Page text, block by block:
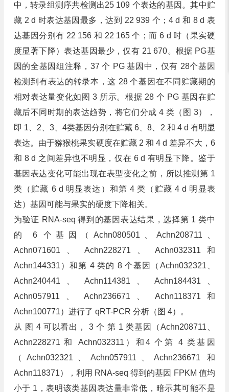
中，转录组测序共检测出25 109 个表达的基因。其中贮
藏 2 d 时表达基因最多，达到 22 939 个；4 d 和 8 d 表
达基因分别有 22 156 和 22 165 个；而 6 d 时（果实硬
度显著下降）表达基因最少，仅有 21 670。根据 PG基
因的全基因组注释，37 个 PG 基因中，仅有 28个基因
检测到有表达的转录本，这 28 个基因在不同贮藏期的
相对表达量变化如图 3 所示。根据 28 个 PG 基因在贮
藏后不同时期的表达趋势，将它们分成 4 类（图 3），
即 1、2、3、4类基因分别在贮藏 6、8、2 和 4 d 有明显
表达。由于猕猴桃果实硬度在贮藏 2 和 4 d 差异不大，6
和 8 d 之间差异也不明显，仅在 6 d 有明显下降。鉴于
基因表达变化可能出现在表型变化之前，所以推测第 1
类（贮藏 6 d 明显表达）和第 4 类（贮藏 4 d 明显表
达）基因可能与果实的硬度下降相关。
为验证 RNA-seq 得到的基因表达结果，选择第 1 类中
的 6 个基因（Achn080501、Achn208711、
Achn071601 、 Achn228271 、 Achn032311 和
Achn144331）和第 4 类的 8 个基因（Achn032321、
Achn240441 、 Achn114381 、 Achn184431 、
Achn057911 、 Achn236671 、 Achn118371 和
Achn100771）进行了 qRT-PCR 分析（图 4）。
从 图 4 可以看出， 3 个 第 1 类基因（Achn208711、
Achn228271 和 Achn032311）和4 个第 4 类基因
（Achn032321、Achn057911、Achn236671 和
Achn118371），利用 RNA-seq 得到的基因 FPKM 值均
小于 1，表明该类基因表达量非常低，暗示其可能不是